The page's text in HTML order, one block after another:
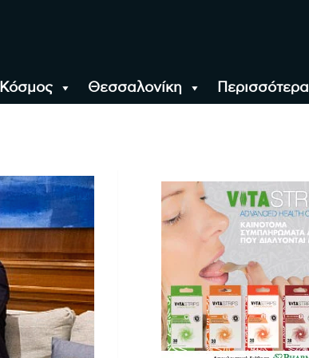
Κόσμος Θεσσαλονίκη Περισσότερα